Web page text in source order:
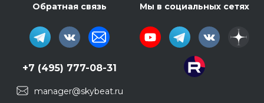
Обратная связь
+7 (495) 777-08-31
manager@skybeat.ru
Мы в социальных сетях